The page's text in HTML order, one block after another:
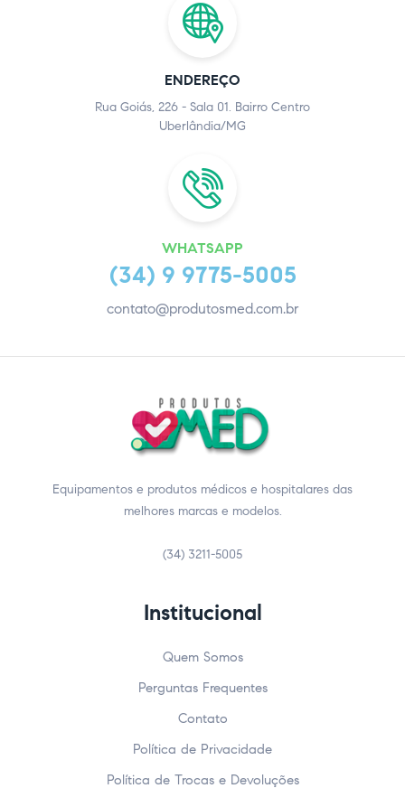
ENDEREÇO
Rua Goiás, 226 - Sala 01. Bairro Centro
Uberlândia/MG
WHATSAPP
(34) 9 9775-5005
contato@produtosmed.com.br
Equipamentos e produtos médicos e hospitalares das
melhores marcas e modelos.
(34) 3211-5005
Institucional
Quem Somos
Perguntas Frequentes
Contato
Política de Privacidade
Política de Trocas e Devoluções